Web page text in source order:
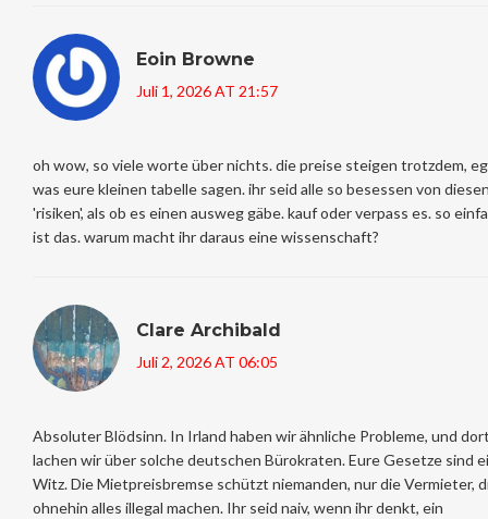
Eoin Browne
Juli 1, 2026 AT 21:57
oh wow, so viele worte über nichts. die preise steigen trotzdem,
was eure kleinen tabelle sagen. ihr seid alle so besessen von
'risiken', als ob es einen ausweg gäbe. kauf oder verpass es. so
ist das. warum macht ihr daraus eine wissenschaft?
Clare Archibald
Juli 2, 2026 AT 06:05
Absoluter Blödsinn. In Irland haben wir ähnliche Probleme, und
lachen wir über solche deutschen Bürokraten. Eure Gesetze sind
Witz. Die Mietpreisbremse schützt niemanden, nur die Vermieter,
ohnehin alles illegal machen. Ihr seid naiv, wenn ihr denkt, ein